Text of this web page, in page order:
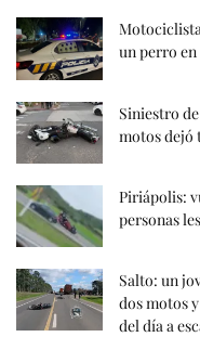
un perro
Siniestro
motos dejó
Piriápolis:
personas
Salto: un
dos motos
del día a